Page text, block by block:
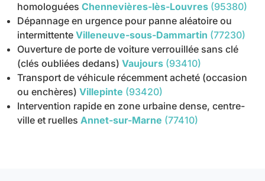
homologuées Chennevières-lès-Louvres (95380)
Dépannage en urgence pour panne aléatoire ou
intermittente Villeneuve-sous-Dammartin (77230)
Ouverture de porte de voiture verrouillée sans clé
(clés oubliées dedans) Vaujours (93410)
Transport de véhicule récemment acheté (occasion
ou enchères) Villepinte (93420)
Intervention rapide en zone urbaine dense, centre-
ville et ruelles Annet-sur-Marne (77410)